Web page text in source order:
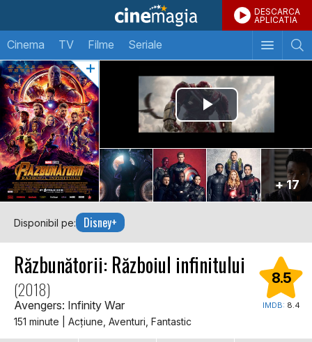
DESCARCA
APLICATIA
Cinema TV Filme Seriale
+ 17
Disponibil pe: Disney+
Răzbunătorii: Războiul infinitului
(2018)
Avengers: Infinity War
151 minute | Acţiune, Aventuri, Fantastic
8.5
IMDB: 8.4